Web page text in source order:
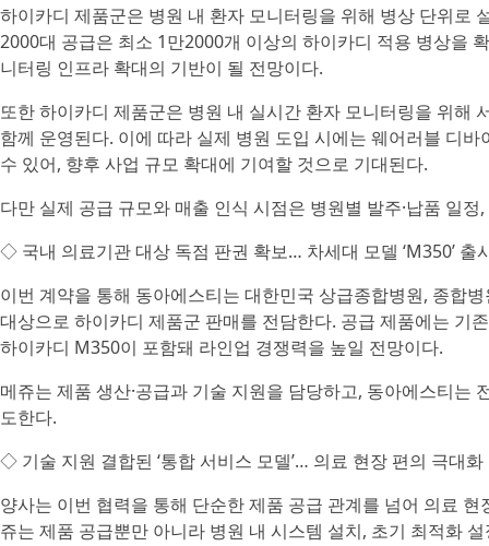
하이카디 제품군은 병원 내 환자 모니터링을 위해 병상 단위로
2000대 공급은 최소 1만2000개 이상의 하이카디 적용 병상을
니터링 인프라 확대의 기반이 될 전망이다.
또한 하이카디 제품군은 병원 내 실시간 환자 모니터링을 위
함께 운영된다. 이에 따라 실제 병원 도입 시에는 웨어러블 디
수 있어, 향후 사업 규모 확대에 기여할 것으로 기대된다.
다만 실제 공급 규모와 매출 인식 시점은 병원별 발주·납품 일
◇ 국내 의료기관 대상 독점 판권 확보… 차세대 모델 ‘M350’ 출
이번 계약을 통해 동아에스티는 대한민국 상급종합병원, 종합
대상으로 하이카디 제품군 판매를 전담한다. 공급 제품에는 기
하이카디 M350이 포함돼 라인업 경쟁력을 높일 전망이다.
메쥬는 제품 생산·공급과 기술 지원을 담당하고, 동아에스티
도한다.
◇ 기술 지원 결합된 ‘통합 서비스 모델’… 의료 현장 편의 극대화
양사는 이번 협력을 통해 단순한 제품 공급 관계를 넘어 의료
쥬는 제품 공급뿐만 아니라 병원 내 시스템 설치, 초기 최적화